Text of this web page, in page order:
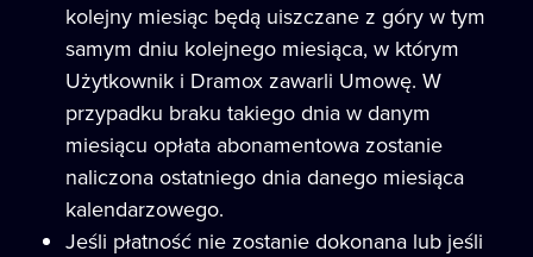
kolejny miesiąc będą uiszczane z góry w tym
samym dniu kolejnego miesiąca, w którym
Użytkownik i Dramox zawarli Umowę. W
przypadku braku takiego dnia w danym
miesiącu opłata abonamentowa zostanie
naliczona ostatniego dnia danego miesiąca
kalendarzowego.
Jeśli płatność nie zostanie dokonana lub jeśli